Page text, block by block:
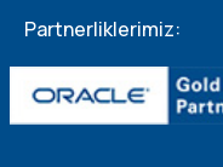
Partnerliklerimiz: